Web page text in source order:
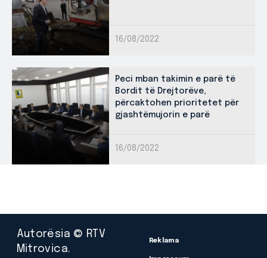
16/08/2022
Peci mban takimin e parë të
Bordit të Drejtorëve,
përcaktohen prioritetet për
gjashtëmujorin e parë
16/08/2022
Autorësia © RTV
Mitrovica.
Reklama